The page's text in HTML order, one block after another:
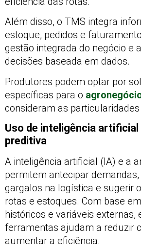
Além disso, o TMS integra
estoque, pedidos e
gestão integrada do negócio e
decisões baseada em dados.
Produtores podem optar por
específicas para o
consideram as particularidades
Uso de inteligência artificial
preditiva
A inteligência artificial (IA) e a
permitem antecipar
gargalos na logística e sugerir
rotas e estoques. Com base
históricos e variáveis externas,
ferramentas ajudam a reduzir
aumentar a eficiência.